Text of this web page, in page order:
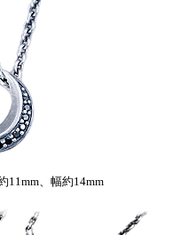
11mm、幅約14mm